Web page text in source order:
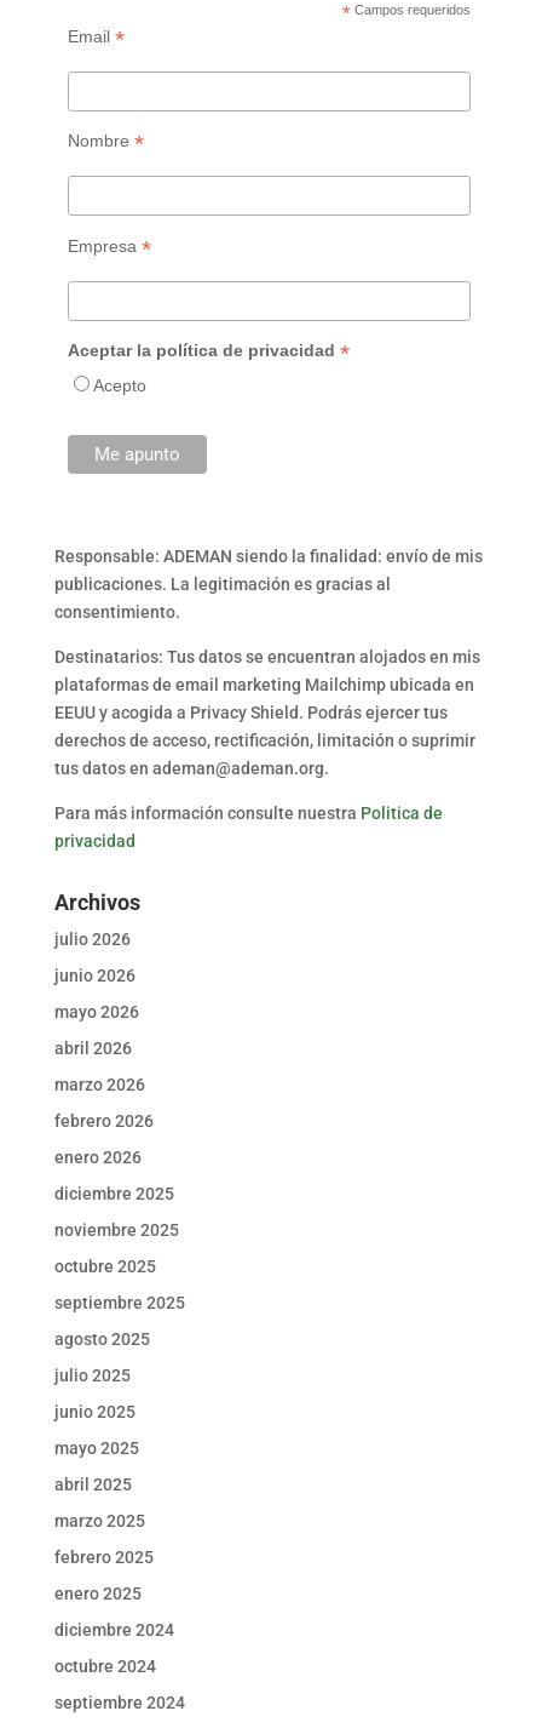
* Campos requeridos
Email *
Nombre *
Empresa *
Aceptar la política de privacidad *
Acepto
Responsable: ADEMAN siendo la finalidad: envío de mis
publicaciones. La legitimación es gracias al
consentimiento.
Destinatarios: Tus datos se encuentran alojados en mis
plataformas de email marketing Mailchimp ubicada en
EEUU y acogida a Privacy Shield. Podrás ejercer tus
derechos de acceso, rectificación, limitación o suprimir
tus datos en ademan@ademan.org.
Para más información consulte nuestra Politica de
privacidad
Archivos
julio 2026
junio 2026
mayo 2026
abril 2026
marzo 2026
febrero 2026
enero 2026
diciembre 2025
noviembre 2025
octubre 2025
septiembre 2025
agosto 2025
julio 2025
junio 2025
mayo 2025
abril 2025
marzo 2025
febrero 2025
enero 2025
diciembre 2024
octubre 2024
septiembre 2024